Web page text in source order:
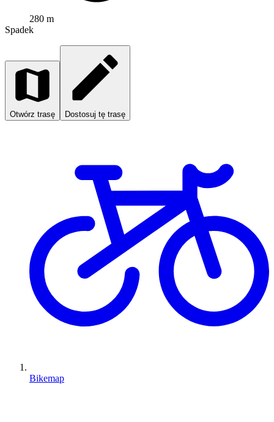
280 m
Spadek
Otwórz trasę Dostosuj tę trasę
Bikemap